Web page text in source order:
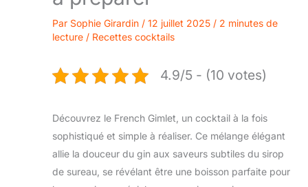
Par Sophie Girardin / 12 juillet 2025 / 2 minutes de
lecture / Recettes cocktails
4.9/5 - (10 votes)
Découvrez le French Gimlet, un cocktail à la fois
sophistiqué et simple à réaliser. Ce mélange élégant
allie la douceur du gin aux saveurs subtiles du sirop
de sureau, se révélant être une boisson parfaite pour